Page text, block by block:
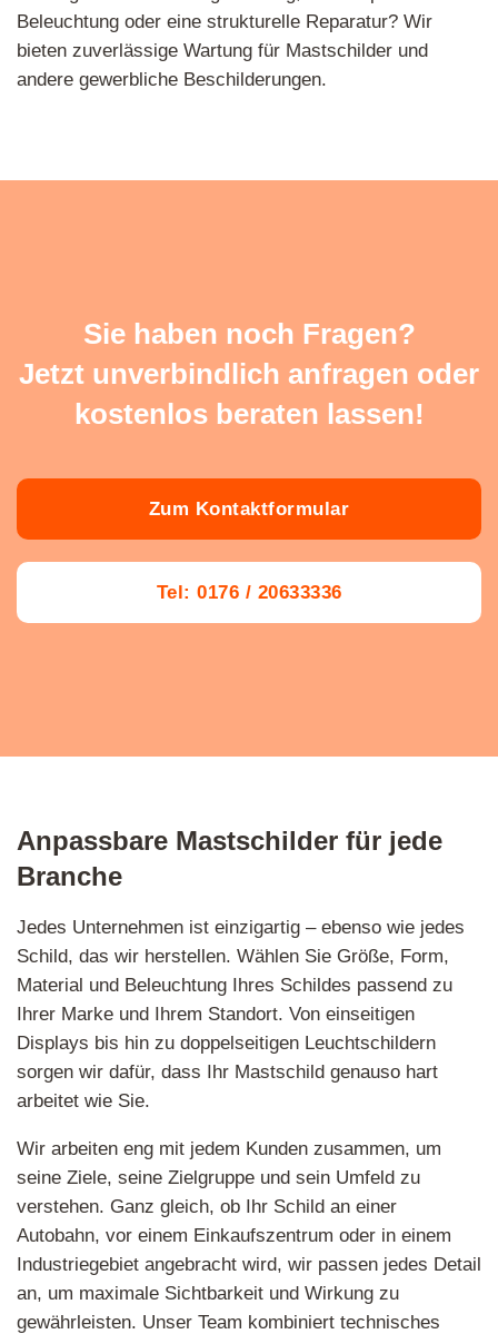
Beleuchtung oder eine strukturelle Reparatur? Wir
bieten zuverlässige Wartung für Mastschilder und
andere gewerbliche Beschilderungen.
Sie haben noch Fragen?
Jetzt unverbindlich anfragen oder
kostenlos beraten lassen!
Zum Kontaktformular
Tel: 0176 / 20633336
Anpassbare Mastschilder für jede
Branche
Jedes Unternehmen ist einzigartig – ebenso wie jedes
Schild, das wir herstellen. Wählen Sie Größe, Form,
Material und Beleuchtung Ihres Schildes passend zu
Ihrer Marke und Ihrem Standort. Von einseitigen
Displays bis hin zu doppelseitigen Leuchtschildern
sorgen wir dafür, dass Ihr Mastschild genauso hart
arbeitet wie Sie.
Wir arbeiten eng mit jedem Kunden zusammen, um
seine Ziele, seine Zielgruppe und sein Umfeld zu
verstehen. Ganz gleich, ob Ihr Schild an einer
Autobahn, vor einem Einkaufszentrum oder in einem
Industriegebiet angebracht wird, wir passen jedes Detail
an, um maximale Sichtbarkeit und Wirkung zu
gewährleisten. Unser Team kombiniert technisches